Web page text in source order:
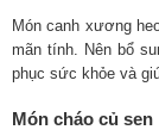
Món canh xương
mãn tính. Nên bổ
phục sức khỏe và
Món cháo củ sen